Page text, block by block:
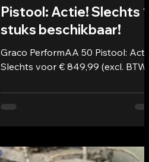
Pistool: Actie! Slechts 15
stuks beschikbaar!
Graco PerformAA 50 Pistool: Actie!
Slechts voor € 849,99 (excl. BTW).